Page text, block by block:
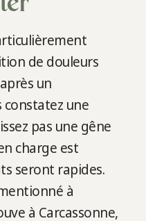
de douleurs
un
constatez une
pas une gêne
charge est
seront rapides.
à
à Carcassonne,